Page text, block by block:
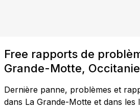
Free rapports de
Grande-Motte, Occitanie
Dernière panne, problèmes et
dans La Grande-Motte et dans les